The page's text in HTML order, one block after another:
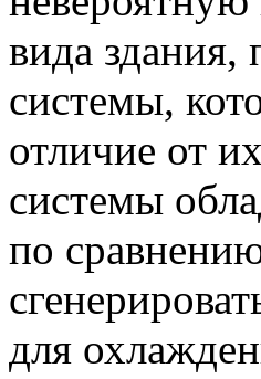
вида здания,
системы,
отличие от
системы
по
для